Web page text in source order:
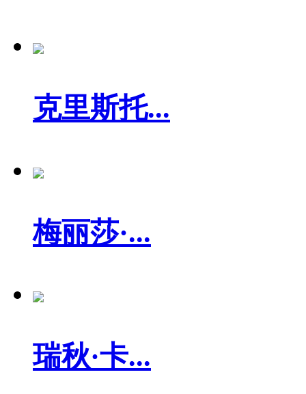
克里斯托...
梅丽莎·...
瑞秋·卡...